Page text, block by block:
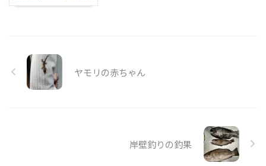
ヤモリの赤ちゃん
岸壁釣りの釣果